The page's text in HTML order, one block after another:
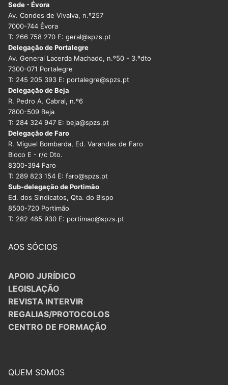
Sede - Évora
Av. Condes de Vivalva, n.º257
7000-744 Évora
T: 266 758 270 E: geral@spzs.pt
Delegação de Portalegre
Av. General Lacerda Machado, n.º50 - 3.ºdto
7300-071 Portalegre
T: 245 205 393 E: portalegre@spzs.pt
Delegação de Beja
R. Pedro A. Cabral, n.º6
7800-509 Beja
T: 284 324 947 E: beja@spzs.pt
Delegação de Faro
R. Miguel Bombarda, Ed. Varandas de Faro
Bloco E - r/c Dto.
8300-394 Faro
T: 289 823 154 E: faro@spzs.pt
Sub-delegação de Portimão
Ed. dos Sindicatos, Qta. do Bispo
8500-720 Portimão
T: 282 485 930 E: portimao@spzs.pt
AOS SÓCIOS
APOIO JURÍDICO
LEGISLAÇÃO
REVISTA INTERVIR
REGALIAS/PROTOCOLOS
CENTRO DE FORMAÇÃO
QUEM SOMOS